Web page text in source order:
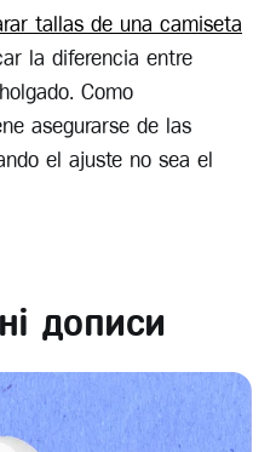
tallas de una camiseta
la diferencia entre
Como
asegurarse de las
el ajuste no sea el
дописи